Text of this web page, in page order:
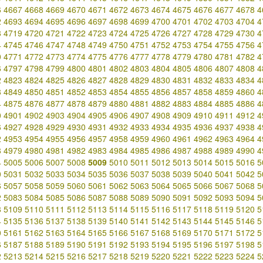
4667 4668 4669 4670 4671 4672 4673 4674 4675 4676 4677 4678
4693 4694 4695 4696 4697 4698 4699 4700 4701 4702 4703 4704
4719 4720 4721 4722 4723 4724 4725 4726 4727 4728 4729 4730
4745 4746 4747 4748 4749 4750 4751 4752 4753 4754 4755 4756
4771 4772 4773 4774 4775 4776 4777 4778 4779 4780 4781 4782
4797 4798 4799 4800 4801 4802 4803 4804 4805 4806 4807 4808
4823 4824 4825 4826 4827 4828 4829 4830 4831 4832 4833 4834
4849 4850 4851 4852 4853 4854 4855 4856 4857 4858 4859 4860
4875 4876 4877 4878 4879 4880 4881 4882 4883 4884 4885 4886
4901 4902 4903 4904 4905 4906 4907 4908 4909 4910 4911 4912
4927 4928 4929 4930 4931 4932 4933 4934 4935 4936 4937 4938
4953 4954 4955 4956 4957 4958 4959 4960 4961 4962 4963 4964
4979 4980 4981 4982 4983 4984 4985 4986 4987 4988 4989 4990
5005 5006 5007 5008 5009 5010 5011 5012 5013 5014 5015 5016
5031 5032 5033 5034 5035 5036 5037 5038 5039 5040 5041 5042
5057 5058 5059 5060 5061 5062 5063 5064 5065 5066 5067 5068
5083 5084 5085 5086 5087 5088 5089 5090 5091 5092 5093 5094
5109 5110 5111 5112 5113 5114 5115 5116 5117 5118 5119 5120
5135 5136 5137 5138 5139 5140 5141 5142 5143 5144 5145 5146
5161 5162 5163 5164 5165 5166 5167 5168 5169 5170 5171 5172
5187 5188 5189 5190 5191 5192 5193 5194 5195 5196 5197 5198
5213 5214 5215 5216 5217 5218 5219 5220 5221 5222 5223 5224